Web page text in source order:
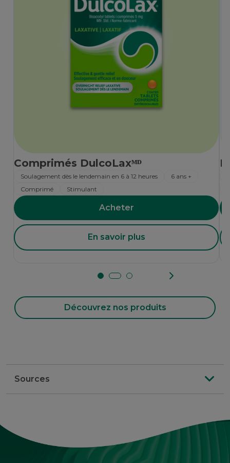
Comprimés DulcoLaxᴹᴰ
Soulagement dès le lendemain en 6 à 12 heures
6 ans +
Comprimé
Stimulant
Acheter
En savoir plus
Découvrez nos produits
Sources